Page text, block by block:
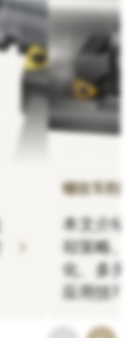
chevron_right
螺纹车削
本文介绍
却策略、
化、多头
应用技巧